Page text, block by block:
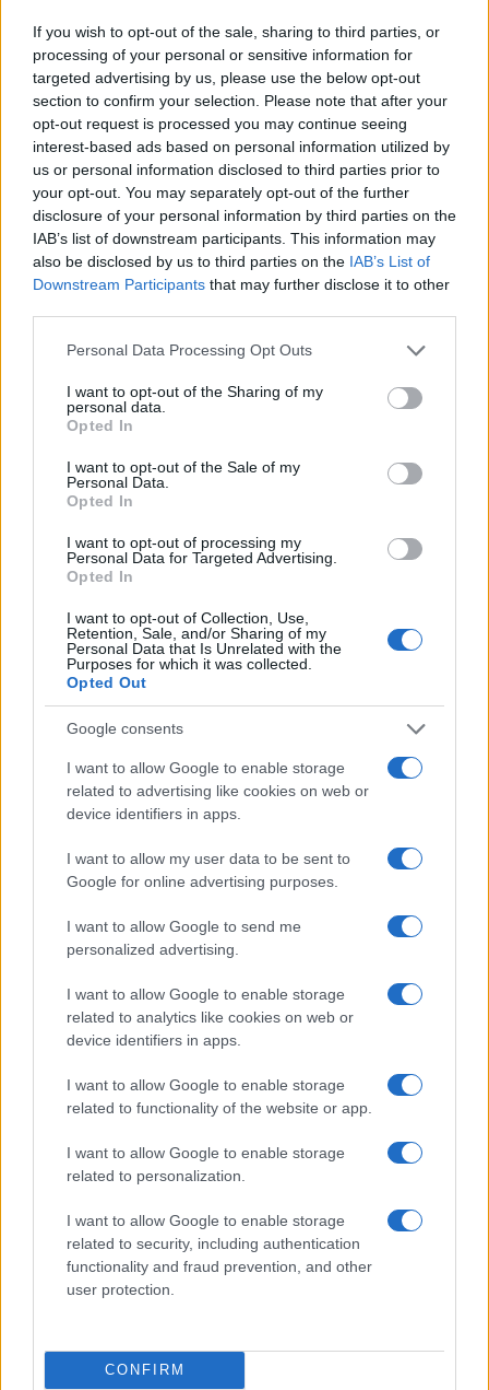
If you wish to opt-out of the sale, sharing to third parties, or
processing of your personal or sensitive information for
targeted advertising by us, please use the below opt-out
section to confirm your selection. Please note that after your
opt-out request is processed you may continue seeing
interest-based ads based on personal information utilized by
us or personal information disclosed to third parties prior to
your opt-out. You may separately opt-out of the further
disclosure of your personal information by third parties on the
IAB’s list of downstream participants. This information may
also be disclosed by us to third parties on the IAB’s List of
Downstream Participants that may further disclose it to other
Please note that this website/app uses one or more Google
not limited to your visit or usage behaviour. You may click to
grant or deny consent to Google and its third-party tags to
use your data for below specified purposes in below Google
consent section.
Personal Data Processing Opt Outs
I want to opt-out of the Sharing of my
personal data.
Opted In
I want to opt-out of the Sale of my
Personal Data.
Opted In
I want to opt-out of processing my
Personal Data for Targeted Advertising.
Opted In
I want to opt-out of Collection, Use,
Retention, Sale, and/or Sharing of my
Personal Data that Is Unrelated with the
Purposes for which it was collected.
Opted Out
Google consents
I want to allow Google to enable storage
related to advertising like cookies on web or
device identifiers in apps.
I want to allow my user data to be sent to
Google for online advertising purposes.
I want to allow Google to send me
personalized advertising.
I want to allow Google to enable storage
related to analytics like cookies on web or
device identifiers in apps.
I want to allow Google to enable storage
related to functionality of the website or app.
I want to allow Google to enable storage
related to personalization.
I want to allow Google to enable storage
related to security, including authentication
functionality and fraud prevention, and other
user protection.
CONFIRM
L’esempio pratico di1.000 euroin3 ratecon
eurodi commissione evidenzia la volontà della
banca di mantenere un livello di trasparenza
significativo nelle simulazioni proposte.
AUTORE
Martina Marchesi
Martina Marchesi ha guidato la squadra che
ha coperto il piano urbanistico di Firenze,
sostenendo una linea editoriale basata
sull'analisi documentale. Vicedirettrice, porta
un dettaglio personale riconoscibile: una
mappa manoscritta dei rioni fiorentini nella sua
agenda.
Continua a leggere
Come le rinnovabili possono ridurre i costi energetici
per le PMI italiane